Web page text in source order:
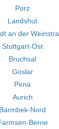
Porz
Landshut
an der
Stuttgart-Ost
Bruchsal
Goslar
Pirna
Aurich
Barmbek-Nord
Berne